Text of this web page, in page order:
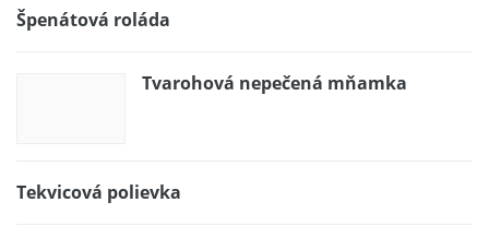
Špenátová roláda
Tvarohová nepečená mňamka
Tekvicová polievka